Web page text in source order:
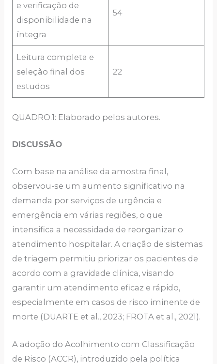
e verificação de
disponibilidade na
íntegra
54
Leitura completa e
seleção final dos
estudos
22
QUADRO.1: Elaborado pelos autores.
DISCUSSÃO
Com base na análise da amostra final,
observou-se um aumento significativo na
demanda por serviços de urgência e
emergência em várias regiões, o que
intensifica a necessidade de reorganizar o
atendimento hospitalar. A criação de sistemas
de triagem permitiu priorizar os pacientes de
acordo com a gravidade clínica, visando
garantir um atendimento eficaz e rápido,
especialmente em casos de risco iminente de
morte (DUARTE et al., 2023; FROTA et al., 2021).
A adoção do Acolhimento com Classificação
de Risco (ACCR), introduzido pela política